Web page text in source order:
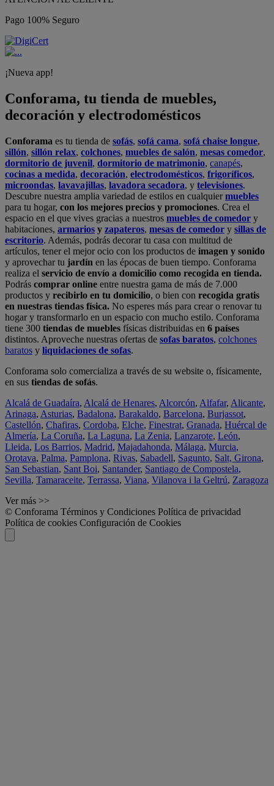
Pago 100% Seguro
¡Nueva app!
Conforama, tu tienda de muebles,
decoración y electrodomésticos
Conforama es tu tienda de sofás, sofá cama, sofá chaise longue,
sillón, sillón relax, colchones, muebles de salón, mesas comedor,
dormitorio de juvenil, dormitorio de matrimonio, canapés,
cocinas a medida, decoración, electrodomésticos, frigoríficos,
microondas, lavavajillas, lavadora secadora, y televisiones.
Descubre nuestra amplia variedad de estilos en cualquiermuebles
para tu hogar, con los mejores precios y promociones. Crea el
espacio en el que vives gracias a nuestros muebles de comedor y
habitaciones, armarios y zapateros, mesas de comedor y sillas de
escritorio. Además, podrás decorar tu casa con multitud de
artículos, tener el mejor ocio con los productos de imagen y sonido
y aprovechar tu jardín en las épocas de buen tiempo. Conforama
realiza el servicio de envío a domicilio como recogida en tienda.
Podrás comprar online entre nuestra gama de más de 7.000
productos y recibirlo en tu domicilio, o bien con recogida gratis
en nuestras tiendas física. No esperes más para crear o renovar tu
hogar y transformarlo en un espacio con mucho estilo. Conforama
tiene 300 tiendas de muebles físicas distribuidas en 6 países
distintos. Aproveche nuestras ofertas de sofas baratos, colchones
baratos y liquidaciones de sofas.
Conforama solo comercializa a través de su website o, físicamente,
en sus tiendas de sofás.
Alcalá de Guadaíra, Alcalá de Henares, Alcorcón, Alfafar, Alicante,
Arinaga, Asturias, Badalona, Barakaldo, Barcelona, Burjassot,
Castellón, Chafiras, Cordoba, Elche, Finestrat, Granada, Huércal de
Almería, La Coruña, La Laguna, La Zenia, Lanzarote, León,
Lleida, Los Barrios, Madrid, Majadahonda, Málaga, Murcia,
Orotava, Palma, Pamplona, Rivas, Sabadell, Sagunto, Salt, Girona,
San Sebastian, Sant Boi, Santander, Santiago de Compostela,
Sevilla, Tamaraceite, Terrassa, Viana, Vilanova i la Geltrú, Zaragoza
Ver más >>
© Conforama Términos y Condiciones Política de privacidad
Política de cookies Configuración de Cookies